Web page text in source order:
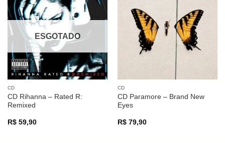
Adicionar
a lista de
desejos
ESGOTADO
CD
CD Rihanna – Rated R:
Remixed
R$59,90
a lista de
desejos
CD
CD Paramore – Brand New
Eyes
R$79,90